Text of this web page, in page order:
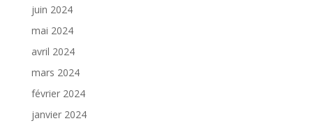
juin 2024
mai 2024
avril 2024
mars 2024
février 2024
janvier 2024